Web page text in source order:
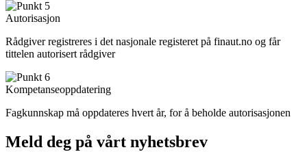
Autorisasjon
Rådgiver registreres i det nasjonale registeret på finaut.no og får
tittelen autorisert rådgiver
Kompetanseoppdatering
Fagkunnskap må oppdateres hvert år, for å beholde autorisasjonen
Meld deg på vårt nyhetsbrev